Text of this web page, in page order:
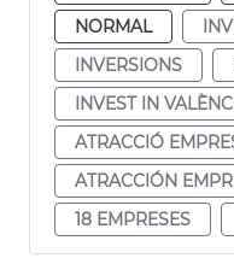
NORMAL
INVERSIONS
INVEST IN
ATRACCIÓ
ATRACCIÓN
18 EMPRESES